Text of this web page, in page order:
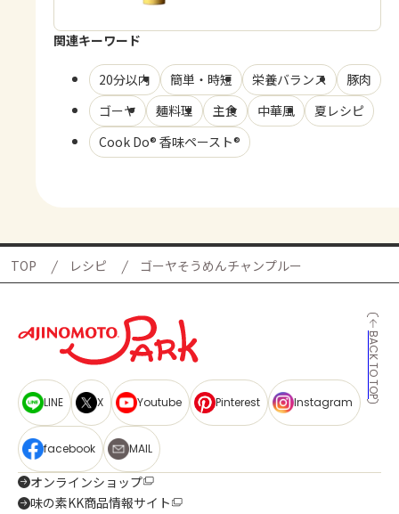
関連キーワード
20分以内 簡単・時短 栄養バランス
豚肉
ゴーヤ
麺料理 主食 中華風
夏レシピ
Cook Do® 香味ペースト®
TOP レシピ ゴーヤそうめんチャンプルー
BACK TO TOP
LINE X Youtube Pinterest Instagram
facebook MAIL
オンラインショップ
味の素KK商品情報サイト